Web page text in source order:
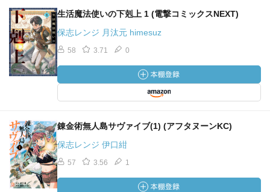
生活魔法使いの下剋上 1 (電撃コミックスNEXT)
保志レンジ 月汰元 himesuz
58 3.71 0
錬金術無人島サヴァイブ(1) (アフタヌーンKC)
保志レンジ 伊口紺
57 3.56 1